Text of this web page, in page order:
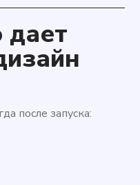
дает
после запуска: